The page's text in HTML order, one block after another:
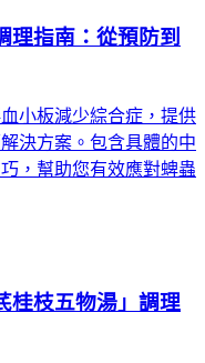
理指南：從預防到
小板減少綜合症，提供
決方案。包含具體的中
，幫助您有效應對蜱蟲
桂枝五物湯」調理